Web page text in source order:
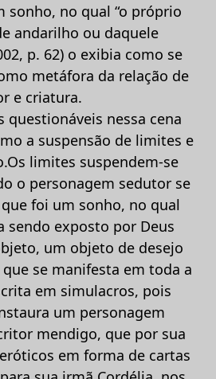
sonho, no qual “o próprio
andarilho ou daquele
p. 62) o exibia como se
metáfora da relação de
e criatura.
questionáveis nessa cena
a suspensão de limites e
limites suspendem-se
o personagem sedutor se
foi um sonho, no qual
sendo exposto por Deus
um objeto de desejo
se manifesta em toda a
em simulacros, pois
um personagem
mendigo, que por sua
em forma de cartas